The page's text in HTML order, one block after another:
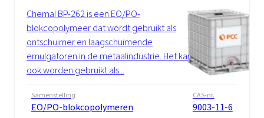
Chemal BP-262 is een EO/PO-
blokcopolymeer dat wordt gebruikt als
ontschuimer en laagschuimende
emulgatoren in de metaalindustrie. Het kan
ook worden gebruikt als...
Samenstelling
EO/PO-blokcopolymeren
CAS-nr.
9003-11-6